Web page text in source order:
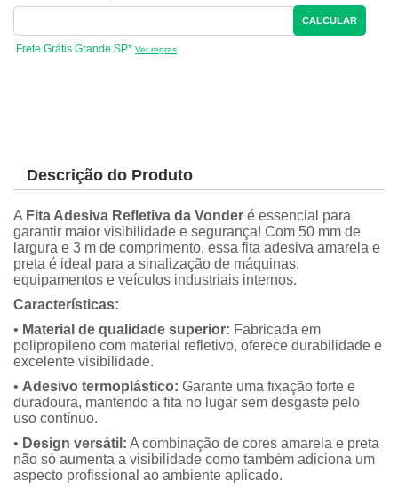
CALCULAR
Frete Grátis Grande SP* Ver regras
Descrição do Produto
A Fita Adesiva Refletiva da Vonder é essencial para
garantir maior visibilidade e segurança! Com 50 mm de
largura e 3 m de comprimento, essa fita adesiva amarela e
preta é ideal para a sinalização de máquinas,
equipamentos e veículos industriais internos.
Características:
• Material de qualidade superior: Fabricada em
polipropileno com material refletivo, oferece durabilidade e
excelente visibilidade.
• Adesivo termoplástico: Garante uma fixação forte e
duradoura, mantendo a fita no lugar sem desgaste pelo
uso contínuo.
• Design versátil: A combinação de cores amarela e preta
não só aumenta a visibilidade como também adiciona um
aspecto profissional ao ambiente aplicado.